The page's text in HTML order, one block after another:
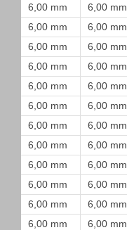
6,00 mm
6,00 mm
6,00 mm
6,00 mm
6,00 mm
6,00 mm
6,00 mm
6,00 mm
6,00 mm
6,00 mm
6,00 mm
6,00 mm
6,00 mm
6,00 mm
6,00 mm
6,00 mm
6,00 mm
6,00 mm
6,00 mm
6,00 mm
6,00 mm
6,00 mm
6,00 mm
6,00 mm